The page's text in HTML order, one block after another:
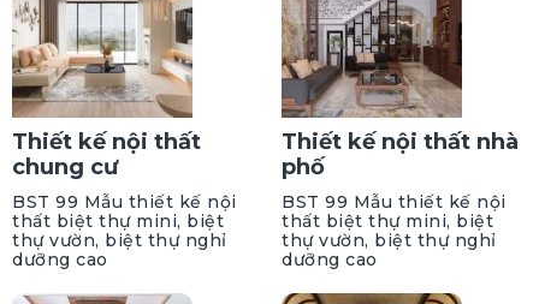
Thiết kế nội thất
chung cư
BST 99 Mẫu thiết kế nội
thất biệt thự mini, biệt
thự vườn, biệt thự nghỉ
dưỡng cao
Thiết kế nội thất nhà
phố
BST 99 Mẫu thiết kế nội
thất biệt thự mini, biệt
thự vườn, biệt thự nghỉ
dưỡng cao